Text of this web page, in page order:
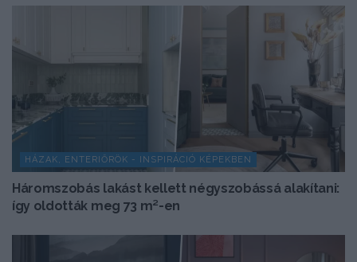
HÁZAK, ENTERIŐRÖK - INSPIRÁCIÓ KÉPEKBEN
Háromszobás lakást kellett négyszobássá alakítani:
így oldották meg 73 m²-en